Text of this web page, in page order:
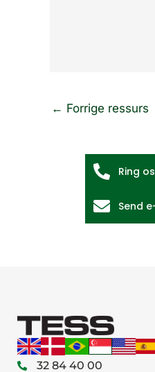
← Forrige ressurs
32 84 40 00
Ring
Send